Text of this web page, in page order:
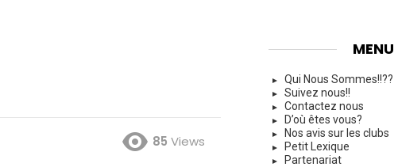
85 Views
MENU
Qui Nous Sommes!!??
Suivez nous!!
Contactez nous
D’où êtes vous?
Nos avis sur les clubs
Petit Lexique
Partenariat